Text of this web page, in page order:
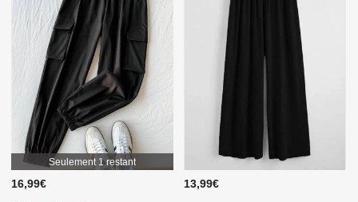
Seulement 1 restant
16,99€ 13,99€